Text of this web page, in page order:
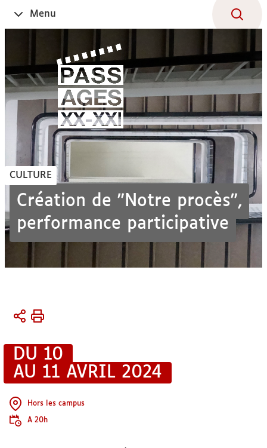
Ouvrir
le
Menu
CULTURE
Création de "Notre procès",
performance participative
Vous
Accueil
Conférences
et
séminaires
DU 10
AU 11 AVRIL 2024
Hors les campus
A 20h